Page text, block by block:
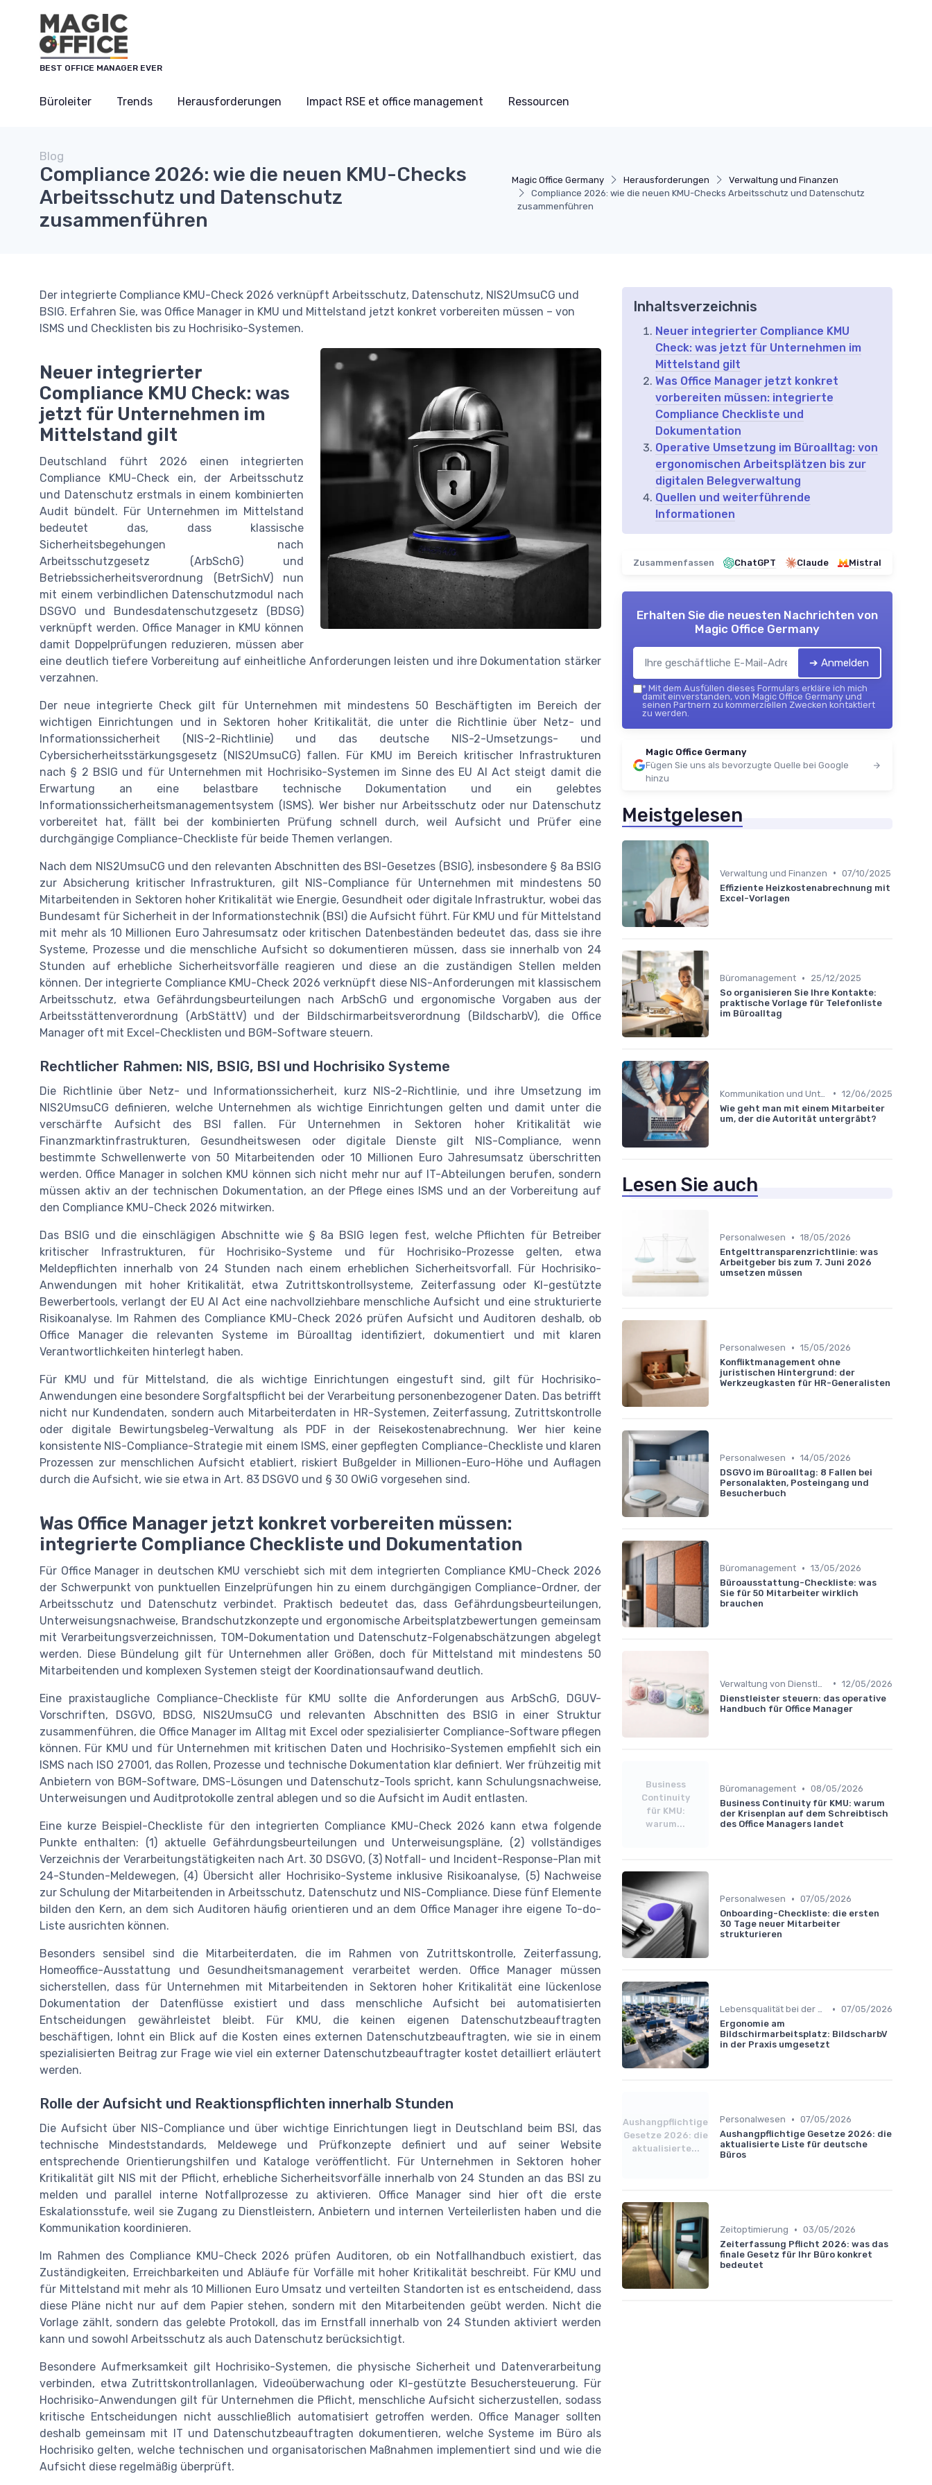
BEST OFFICE MANAGER EVER
Büroleiter Trends Herausforderungen Impact RSE et office management Ressourcen
Magic Office Germany Herausforderungen
Verwaltung und Finanzen
Compliance 2026: wie die neuen KMU-Checks Arbeitsschutz und Datenschutz
zusammenführen
Blog
Compliance 2026: wie die neuen KMU-Checks
Arbeitsschutz und Datenschutz
zusammenführen
Der integrierte Compliance KMU-Check 2026 verknüpft Arbeitsschutz, Datenschutz, NIS2UmsuCG und
BSIG. Erfahren Sie, was Office Manager in KMU und Mittelstand jetzt konkret vorbereiten müssen – von
ISMS und Checklisten bis zu Hochrisiko-Systemen.
Neuer integrierter
Compliance KMU Check: was
jetzt für Unternehmen im
Mittelstand gilt
Deutschland führt 2026 einen integrierten
Compliance KMU-Check ein, der Arbeitsschutz
und Datenschutz erstmals in einem kombinierten
Audit bündelt. Für Unternehmen im Mittelstand
bedeutet das, dass klassische
Sicherheitsbegehungen nach
Arbeitsschutzgesetz (ArbSchG) und
Betriebssicherheitsverordnung (BetrSichV) nun
mit einem verbindlichen Datenschutzmodul nach
DSGVO und Bundesdatenschutzgesetz (BDSG)
verknüpft werden. Office Manager in KMU können
damit Doppelprüfungen reduzieren, müssen aber
eine deutlich tiefere Vorbereitung auf einheitliche Anforderungen leisten und ihre Dokumentation stärker
verzahnen.
Der neue integrierte Check gilt für Unternehmen mit mindestens 50 Beschäftigten im Bereich der
wichtigen Einrichtungen und in Sektoren hoher Kritikalität, die unter die Richtlinie über Netz- und
Informationssicherheit (NIS-2-Richtlinie) und das deutsche NIS-2-Umsetzungs- und
Cybersicherheitsstärkungsgesetz (NIS2UmsuCG) fallen. Für KMU im Bereich kritischer Infrastrukturen
nach § 2 BSIG und für Unternehmen mit Hochrisiko-Systemen im Sinne des EU AI Act steigt damit die
Erwartung an eine belastbare technische Dokumentation und ein gelebtes
Informationssicherheitsmanagementsystem (ISMS). Wer bisher nur Arbeitsschutz oder nur Datenschutz
vorbereitet hat, fällt bei der kombinierten Prüfung schnell durch, weil Aufsicht und Prüfer eine
durchgängige Compliance-Checkliste für beide Themen verlangen.
Nach dem NIS2UmsuCG und den relevanten Abschnitten des BSI-Gesetzes (BSIG), insbesondere § 8a BSIG
zur Absicherung kritischer Infrastrukturen, gilt NIS-Compliance für Unternehmen mit mindestens 50
Mitarbeitenden in Sektoren hoher Kritikalität wie Energie, Gesundheit oder digitale Infrastruktur, wobei das
Bundesamt für Sicherheit in der Informationstechnik (BSI) die Aufsicht führt. Für KMU und für Mittelstand
mit mehr als 10 Millionen Euro Jahresumsatz oder kritischen Datenbeständen bedeutet das, dass sie ihre
Systeme, Prozesse und die menschliche Aufsicht so dokumentieren müssen, dass sie innerhalb von 24
Stunden auf erhebliche Sicherheitsvorfälle reagieren und diese an die zuständigen Stellen melden
können. Der integrierte Compliance KMU-Check 2026 verknüpft diese NIS-Anforderungen mit klassischem
Arbeitsschutz, etwa Gefährdungsbeurteilungen nach ArbSchG und ergonomische Vorgaben aus der
Arbeitsstättenverordnung (ArbStättV) und der Bildschirmarbeitsverordnung (BildscharbV), die Office
Manager oft mit Excel-Checklisten und BGM-Software steuern.
Rechtlicher Rahmen: NIS, BSIG, BSI und Hochrisiko Systeme
Die Richtlinie über Netz- und Informationssicherheit, kurz NIS-2-Richtlinie, und ihre Umsetzung im
NIS2UmsuCG definieren, welche Unternehmen als wichtige Einrichtungen gelten und damit unter die
verschärfte Aufsicht des BSI fallen. Für Unternehmen in Sektoren hoher Kritikalität wie
Finanzmarktinfrastrukturen, Gesundheitswesen oder digitale Dienste gilt NIS-Compliance, wenn
bestimmte Schwellenwerte von 50 Mitarbeitenden oder 10 Millionen Euro Jahresumsatz überschritten
werden. Office Manager in solchen KMU können sich nicht mehr nur auf IT-Abteilungen berufen, sondern
müssen aktiv an der technischen Dokumentation, an der Pflege eines ISMS und an der Vorbereitung auf
den Compliance KMU-Check 2026 mitwirken.
Das BSIG und die einschlägigen Abschnitte wie § 8a BSIG legen fest, welche Pflichten für Betreiber
kritischer Infrastrukturen, für Hochrisiko-Systeme und für Hochrisiko-Prozesse gelten, etwa
Meldepflichten innerhalb von 24 Stunden nach einem erheblichen Sicherheitsvorfall. Für Hochrisiko-
Anwendungen mit hoher Kritikalität, etwa Zutrittskontrollsysteme, Zeiterfassung oder KI-gestützte
Bewerbertools, verlangt der EU AI Act eine nachvollziehbare menschliche Aufsicht und eine strukturierte
Risikoanalyse. Im Rahmen des Compliance KMU-Check 2026 prüfen Aufsicht und Auditoren deshalb, ob
Office Manager die relevanten Systeme im Büroalltag identifiziert, dokumentiert und mit klaren
Verantwortlichkeiten hinterlegt haben.
Für KMU und für Mittelstand, die als wichtige Einrichtungen eingestuft sind, gilt für Hochrisiko-
Anwendungen eine besondere Sorgfaltspflicht bei der Verarbeitung personenbezogener Daten. Das betrifft
nicht nur Kundendaten, sondern auch Mitarbeiterdaten in HR-Systemen, Zeiterfassung, Zutrittskontrolle
oder digitale Bewirtungsbeleg-Verwaltung als PDF in der Reisekostenabrechnung. Wer hier keine
konsistente NIS-Compliance-Strategie mit einem ISMS, einer gepflegten Compliance-Checkliste und klaren
Prozessen zur menschlichen Aufsicht etabliert, riskiert Bußgelder in Millionen-Euro-Höhe und Auflagen
durch die Aufsicht, wie sie etwa in Art. 83 DSGVO und § 30 OWiG vorgesehen sind.
Was Office Manager jetzt konkret vorbereiten müssen:
integrierte Compliance Checkliste und Dokumentation
Für Office Manager in deutschen KMU verschiebt sich mit dem integrierten Compliance KMU-Check 2026
der Schwerpunkt von punktuellen Einzelprüfungen hin zu einem durchgängigen Compliance-Ordner, der
Arbeitsschutz und Datenschutz verbindet. Praktisch bedeutet das, dass Gefährdungsbeurteilungen,
Unterweisungsnachweise, Brandschutzkonzepte und ergonomische Arbeitsplatzbewertungen gemeinsam
mit Verarbeitungsverzeichnissen, TOM-Dokumentation und Datenschutz-Folgenabschätzungen abgelegt
werden. Diese Bündelung gilt für Unternehmen aller Größen, doch für Mittelstand mit mindestens 50
Mitarbeitenden und komplexen Systemen steigt der Koordinationsaufwand deutlich.
Eine praxistaugliche Compliance-Checkliste für KMU sollte die Anforderungen aus ArbSchG, DGUV-
Vorschriften, DSGVO, BDSG, NIS2UmsuCG und relevanten Abschnitten des BSIG in einer Struktur
zusammenführen, die Office Manager im Alltag mit Excel oder spezialisierter Compliance-Software pflegen
können. Für KMU und für Unternehmen mit kritischen Daten und Hochrisiko-Systemen empfiehlt sich ein
ISMS nach ISO 27001, das Rollen, Prozesse und technische Dokumentation klar definiert. Wer frühzeitig mit
Anbietern von BGM-Software, DMS-Lösungen und Datenschutz-Tools spricht, kann Schulungsnachweise,
Unterweisungen und Auditprotokolle zentral ablegen und so die Aufsicht im Audit entlasten.
Eine kurze Beispiel-Checkliste für den integrierten Compliance KMU-Check 2026 kann etwa folgende
Punkte enthalten: (1) aktuelle Gefährdungsbeurteilungen und Unterweisungspläne, (2) vollständiges
Verzeichnis der Verarbeitungstätigkeiten nach Art. 30 DSGVO, (3) Notfall- und Incident-Response-Plan mit
24-Stunden-Meldewegen, (4) Übersicht aller Hochrisiko-Systeme inklusive Risikoanalyse, (5) Nachweise
zur Schulung der Mitarbeitenden in Arbeitsschutz, Datenschutz und NIS-Compliance. Diese fünf Elemente
bilden den Kern, an dem sich Auditoren häufig orientieren und an dem Office Manager ihre eigene To-do-
Liste ausrichten können.
Besonders sensibel sind die Mitarbeiterdaten, die im Rahmen von Zutrittskontrolle, Zeiterfassung,
Homeoffice-Ausstattung und Gesundheitsmanagement verarbeitet werden. Office Manager müssen
sicherstellen, dass für Unternehmen mit Mitarbeitenden in Sektoren hoher Kritikalität eine lückenlose
Dokumentation der Datenflüsse existiert und dass menschliche Aufsicht bei automatisierten
Entscheidungen gewährleistet bleibt. Für KMU, die keinen eigenen Datenschutzbeauftragten
beschäftigen, lohnt ein Blick auf die Kosten eines externen Datenschutzbeauftragten, wie sie in einem
spezialisierten Beitrag zur Frage wie viel ein externer Datenschutzbeauftragter kostet detailliert erläutert
werden.
Rolle der Aufsicht und Reaktionspflichten innerhalb Stunden
Die Aufsicht über NIS-Compliance und über wichtige Einrichtungen liegt in Deutschland beim BSI, das
technische Mindeststandards, Meldewege und Prüfkonzepte definiert und auf seiner Website
entsprechende Orientierungshilfen und Kataloge veröffentlicht. Für Unternehmen in Sektoren hoher
Kritikalität gilt NIS mit der Pflicht, erhebliche Sicherheitsvorfälle innerhalb von 24 Stunden an das BSI zu
melden und parallel interne Notfallprozesse zu aktivieren. Office Manager sind hier oft die erste
Eskalationsstufe, weil sie Zugang zu Dienstleistern, Anbietern und internen Verteilerlisten haben und die
Kommunikation koordinieren.
Im Rahmen des Compliance KMU-Check 2026 prüfen Auditoren, ob ein Notfallhandbuch existiert, das
Zuständigkeiten, Erreichbarkeiten und Abläufe für Vorfälle mit hoher Kritikalität beschreibt. Für KMU und
für Mittelstand mit mehr als 10 Millionen Euro Umsatz und verteilten Standorten ist es entscheidend, dass
diese Pläne nicht nur auf dem Papier stehen, sondern mit den Mitarbeitenden geübt werden. Nicht die
Vorlage zählt, sondern das gelebte Protokoll, das im Ernstfall innerhalb von 24 Stunden aktiviert werden
kann und sowohl Arbeitsschutz als auch Datenschutz berücksichtigt.
Besondere Aufmerksamkeit gilt Hochrisiko-Systemen, die physische Sicherheit und Datenverarbeitung
verbinden, etwa Zutrittskontrollanlagen, Videoüberwachung oder KI-gestützte Besuchersteuerung. Für
Hochrisiko-Anwendungen gilt für Unternehmen die Pflicht, menschliche Aufsicht sicherzustellen, sodass
kritische Entscheidungen nicht ausschließlich automatisiert getroffen werden. Office Manager sollten
deshalb gemeinsam mit IT und Datenschutzbeauftragten dokumentieren, welche Systeme im Büro als
Hochrisiko gelten, welche technischen und organisatorischen Maßnahmen implementiert sind und wie die
Aufsicht diese regelmäßig überprüft.
Inhaltsverzeichnis
Neuer integrierter Compliance KMU
Check: was jetzt für Unternehmen im
Mittelstand gilt
Was Office Manager jetzt konkret
vorbereiten müssen: integrierte
Compliance Checkliste und
Dokumentation
Operative Umsetzung im Büroalltag: von
ergonomischen Arbeitsplätzen bis zur
digitalen Belegverwaltung
Quellen und weiterführende
Informationen
Zusammenfassen ChatGPT Claude Mistral
Erhalten Sie die neuesten Nachrichten von
Magic Office Germany
➔ Anmelden
* Mit dem Ausfüllen dieses Formulars erkläre ich mich
damit einverstanden, von Magic Office Germany und
seinen Partnern zu kommerziellen Zwecken kontaktiert
zu werden.
Magic Office Germany
Fügen Sie uns als bevorzugte Quelle bei Google
hinzu
Meistgelesen
Verwaltung und Finanzen • 07/10/2025
Effiziente Heizkostenabrechnung mit
Excel-Vorlagen
Büromanagement •
25/12/2025
So organisieren Sie Ihre Kontakte:
praktische Vorlage für Telefonliste
im Büroalltag
• 12/06/2025
Wie geht man mit einem Mitarbeiter
um, der die Autorität untergräbt?
Lesen Sie auch
Personalwesen • 18/05/2026
Entgelttransparenzrichtlinie: was
Arbeitgeber bis zum 7. Juni 2026
umsetzen müssen
Personalwesen • 15/05/2026
Konfliktmanagement ohne
juristischen Hintergrund: der
Werkzeugkasten für HR-Generalisten
Personalwesen • 14/05/2026
DSGVO im Büroalltag: 8 Fallen bei
Personalakten, Posteingang und
Besucherbuch
Büromanagement • 13/05/2026
Büroausstattung-Checkliste: was
Sie für 50 Mitarbeiter wirklich
brauchen
• 12/05/2026
Dienstleister steuern: das operative
Handbuch für Office Manager
Business
Continuity
für KMU:
warum...
Büromanagement • 08/05/2026
Business Continuity für KMU: warum
der Krisenplan auf dem Schreibtisch
des Office Managers landet
Personalwesen • 07/05/2026
Onboarding-Checkliste: die ersten
30 Tage neuer Mitarbeiter
strukturieren
Lebensqualität bei der Arbeit • 07/05/2026
Ergonomie am
Bildschirmarbeitsplatz: BildscharbV
in der Praxis umgesetzt
Aushangpflichtige
Gesetze 2026: die
aktualisierte...
Personalwesen • 07/05/2026
Aushangpflichtige Gesetze 2026: die
aktualisierte Liste für deutsche
Büros
Zeitoptimierung • 03/05/2026
Zeiterfassung Pflicht 2026: was das
finale Gesetz für Ihr Büro konkret
bedeutet